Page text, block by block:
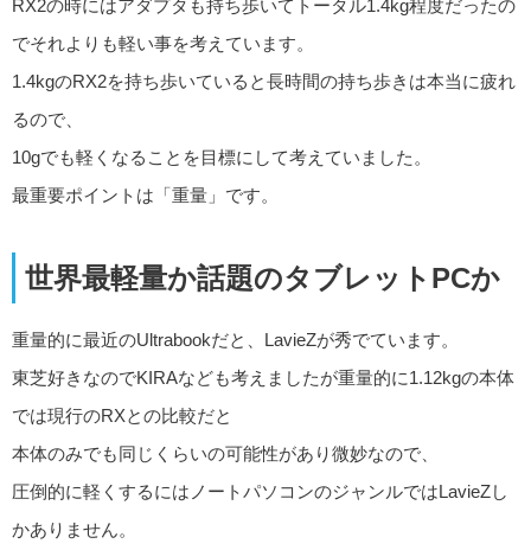
RX2の時にはアダプタも持ち歩いてトータル1.4kg程度だったの
でそれよりも軽い事を考えています。
1.4kgのRX2を持ち歩いていると長時間の持ち歩きは本当に疲れ
るので、
10gでも軽くなることを目標にして考えていました。
最重要ポイントは「重量」です。
世界最軽量か話題のタブレットPCか
重量的に最近のUltrabookだと、LavieZが秀でています。
東芝好きなのでKIRAなども考えましたが重量的に1.12kgの本体
では現行のRXとの比較だと
本体のみでも同じくらいの可能性があり微妙なので、
圧倒的に軽くするにはノートパソコンのジャンルではLavieZし
かありません。